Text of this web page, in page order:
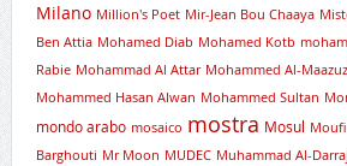
Milano Million's Poet Mir-Jean Bou Chaaya
Ben Attia Mohamed Diab Mohamed Kotb
Rabie Mohammad Al Attar Mohammed Al-Maazuz
Mohammed Hasan Alwan Mohammed Sultan
mondo arabo mosaico mostra Mosul
Barghouti Mr Moon MUDEC Muhammad Al-